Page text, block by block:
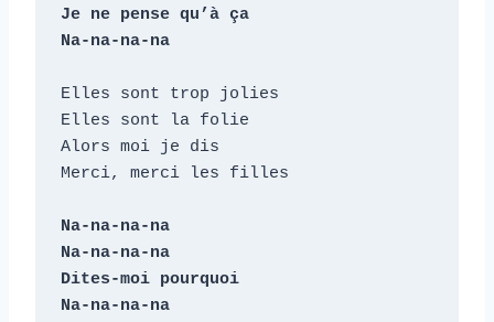
Je ne pense qu’à ça
Na-na-na-na
Elles sont trop jolies
Elles sont la folie
Alors moi je dis
Merci, merci les filles
Na-na-na-na
Na-na-na-na
Dites-moi pourquoi
Na-na-na-na